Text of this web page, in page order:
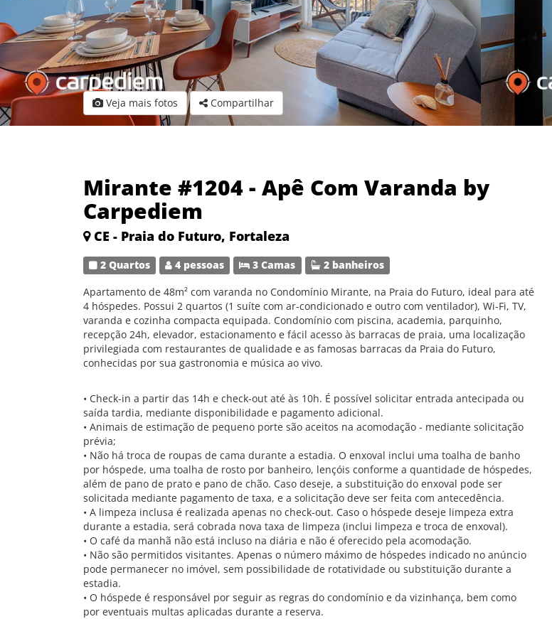
Veja mais fotos Compartilhar
Mirante #1204 - Apê Com Varanda by
Carpediem
CE - Praia do Futuro, Fortaleza
2 Quartos 4 pessoas 3 Camas 2 banheiros
Apartamento de 48m² com varanda no Condomínio Mirante, na Praia do Futuro, ideal para até
4 hóspedes. Possui 2 quartos (1 suíte com ar-condicionado e outro com ventilador), Wi-Fi, TV,
varanda e cozinha compacta equipada. Condomínio com piscina, academia, parquinho,
recepção 24h, elevador, estacionamento e fácil acesso às barracas de praia, uma localização
privilegiada com restaurantes de qualidade e as famosas barracas da Praia do Futuro,
conhecidas por sua gastronomia e música ao vivo.
• Check-in a partir das 14h e check-out até às 10h. É possível solicitar entrada antecipada ou
saída tardia, mediante disponibilidade e pagamento adicional.
• Animais de estimação de pequeno porte são aceitos na acomodação - mediante solicitação
prévia;
• Não há troca de roupas de cama durante a estadia. O enxoval inclui uma toalha de banho
por hóspede, uma toalha de rosto por banheiro, lençóis conforme a quantidade de hóspedes,
além de pano de prato e pano de chão. Caso deseje, a substituição do enxoval pode ser
solicitada mediante pagamento de taxa, e a solicitação deve ser feita com antecedência.
• A limpeza inclusa é realizada apenas no check-out. Caso o hóspede deseje limpeza extra
durante a estadia, será cobrada nova taxa de limpeza (inclui limpeza e troca de enxoval).
• O café da manhã não está incluso na diária e não é oferecido pela acomodação.
• Não são permitidos visitantes. Apenas o número máximo de hóspedes indicado no anúncio
pode permanecer no imóvel, sem possibilidade de rotatividade ou substituição durante a
estadia.
• O hóspede é responsável por seguir as regras do condomínio e da vizinhança, bem como
por eventuais multas aplicadas durante a reserva.